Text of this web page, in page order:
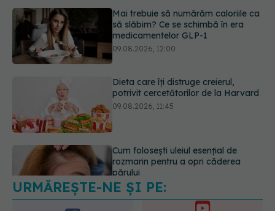
Dieta care îți distruge creierul,
potrivit cercetătorilor de la Harvard
09.08.2026, 11:45
Cum folosești uleiul esențial de
rozmarin pentru a opri căderea
părului
Ce este testul TORCH și cine trebuie
să-l facă. Ce înseamnă un rezultat
pozitiv
09.08.2026, 13:00
URMĂREȘTE-NE ȘI PE:
URMĂRITORI